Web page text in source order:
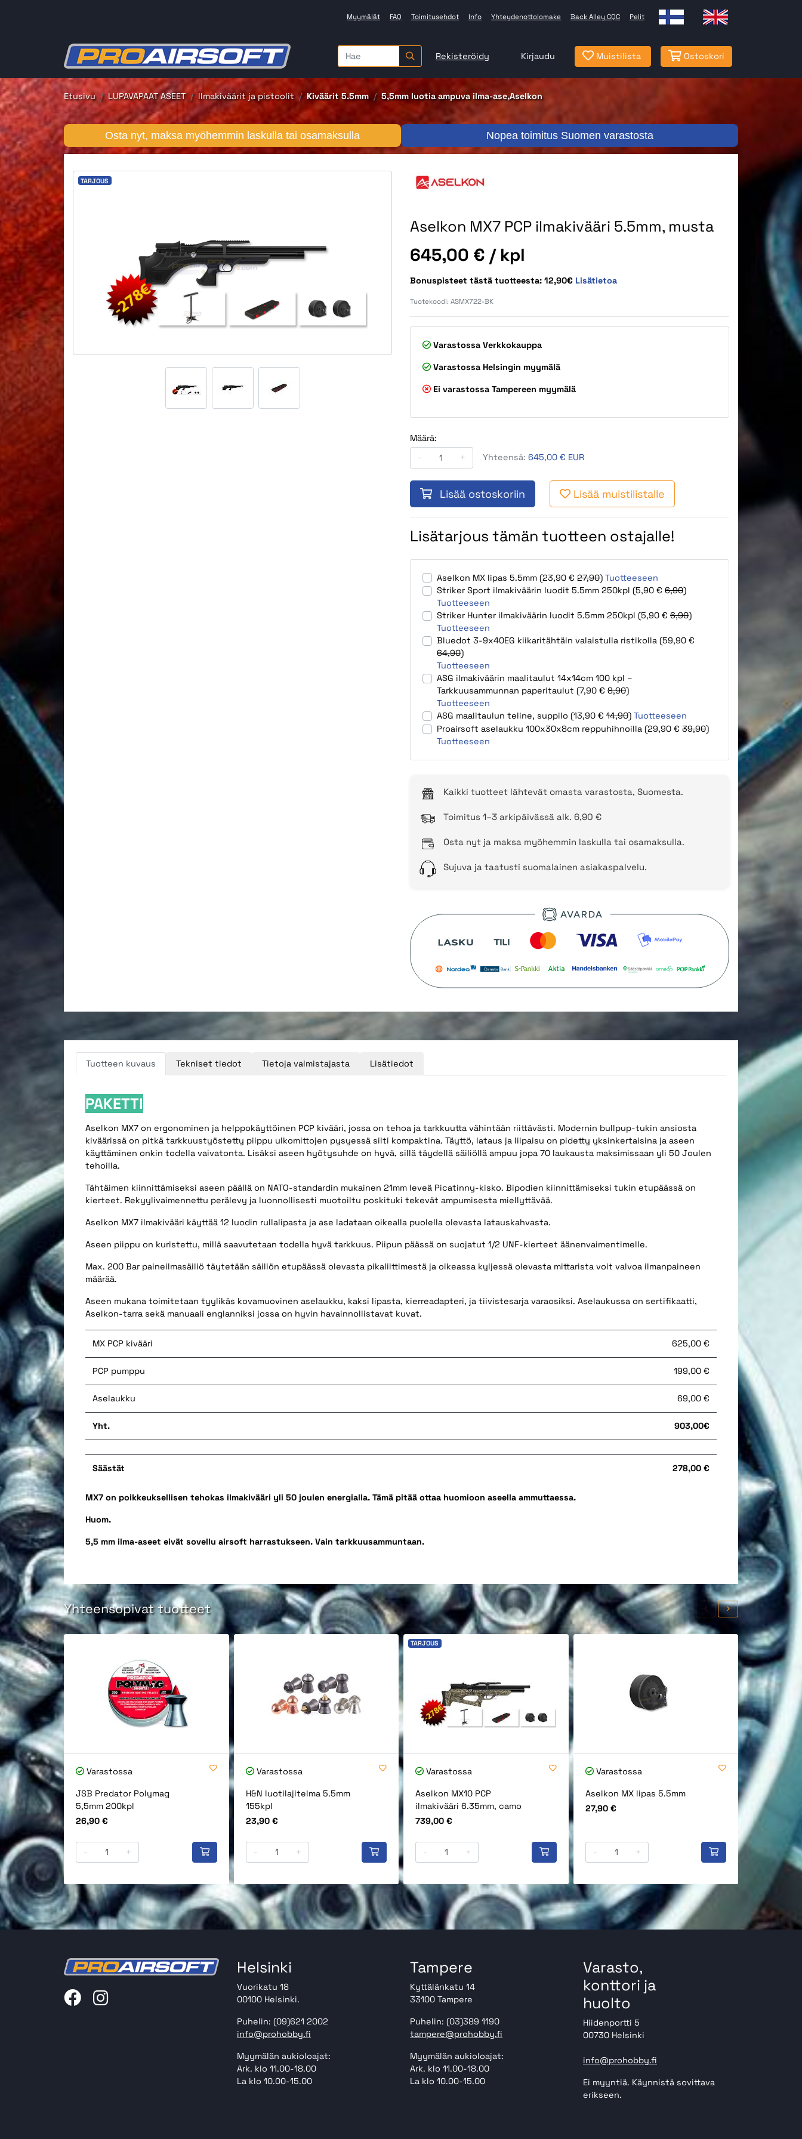
Myymälät FAQ Toimitusehdot Info Yhteydenottolomake Back Alley CQC Pelit
Rekisteröidy Kirjaudu Muistilista Ostoskori
Etusivu LUPAVAPAAT ASEET Ilmakiväärit ja pistoolit Kiväärit 5.5mm 5,5mm luotia ampuva ilma-ase,Aselkon
Osta nyt, maksa myöhemmin laskulla tai osamaksulla Nopea toimitus Suomen varastosta
TARJOUS
Aselkon MX7 PCP ilmakivääri 5.5mm, musta
Hinta
645,00 € / kpl
Bonuspisteet tästä tuotteesta: 12,90€ Lisätietoa
Tuotekoodi: ASMX722-BK
Varastossa Verkkokauppa
Varastossa Helsingin myymälä
Ei varastossa Tampereen myymälä
Määrä:
-
+ Yhteensä: 645,00 € EUR
Lisää ostoskoriin Lisää muistilistalle
Lisätarjous tämän tuotteen ostajalle!
Aselkon MX lipas 5.5mm (23,90 € 27,90) Tuotteeseen
Striker Sport ilmakiväärin luodit 5.5mm 250kpl (5,90 € 6,90)
Tuotteeseen
Striker Hunter ilmakiväärin luodit 5.5mm 250kpl (5,90 € 6,90)
Tuotteeseen
Bluedot 3-9x40EG kiikaritähtäin valaistulla ristikolla (59,90 €
64,90)
Tuotteeseen
ASG ilmakiväärin maalitaulut 14x14cm 100 kpl –
Tarkkuusammunnan paperitaulut (7,90 € 8,90)
Tuotteeseen
ASG maalitaulun teline, suppilo (13,90 € 14,90) Tuotteeseen
Proairsoft aselaukku 100x30x8cm reppuhihnoilla (29,90 € 39,90)
Tuotteeseen
Kaikki tuotteet lähtevät omasta varastosta, Suomesta.
Toimitus 1–3 arkipäivässä alk. 6,90 €
Osta nyt ja maksa myöhemmin laskulla tai osamaksulla.
Sujuva ja taatusti suomalainen asiakaspalvelu.
Tuotteen kuvaus Tekniset tiedot Tietoja valmistajasta Lisätiedot
PAKETTI
Aselkon MX7 on ergonominen ja helppokäyttöinen PCP kivääri, jossa on tehoa ja tarkkuutta vähintään riittävästi. Modernin bullpup-tukin ansiosta
kiväärissä on pitkä tarkkuustyöstetty piippu ulkomittojen pysyessä silti kompaktina. Täyttö, lataus ja liipaisu on pidetty yksinkertaisina ja aseen
käyttäminen onkin todella vaivatonta. Lisäksi aseen hyötysuhde on hyvä, sillä täydellä säiliöllä ampuu jopa 70 laukausta maksimissaan yli 50 Joulen
tehoilla.
Tähtäimen kiinnittämiseksi aseen päällä on NATO-standardin mukainen 21mm leveä Picatinny-kisko. Bipodien kiinnittämiseksi tukin etupäässä on
kierteet. Rekyylivaimennettu perälevy ja luonnollisesti muotoiltu poskituki tekevät ampumisesta miellyttävää.
Aselkon MX7 ilmakivääri käyttää 12 luodin rullalipasta ja ase ladataan oikealla puolella olevasta latauskahvasta.
Aseen piippu on kuristettu, millä saavutetaan todella hyvä tarkkuus. Piipun päässä on suojatut 1/2 UNF-kierteet äänenvaimentimelle.
Max. 200 Bar paineilmasäiliö täytetään säiliön etupäässä olevasta pikaliittimestä ja oikeassa kyljessä olevasta mittarista voit valvoa ilmanpaineen
määrää.
Aseen mukana toimitetaan tyylikäs kovamuovinen aselaukku, kaksi lipasta, kierreadapteri, ja tiivistesarja varaosiksi. Aselaukussa on sertifikaatti,
Aselkon-tarra sekä manuaali englanniksi jossa on hyvin havainnollistavat kuvat.
MX PCP kivääri 625,00 €
PCP pumppu 199,00 €
Aselaukku 69,00 €
Yht. 903,00€
Säästät 278,00 €
MX7 on poikkeuksellisen tehokas ilmakivääri yli 50 joulen energialla. Tämä pitää ottaa huomioon aseella ammuttaessa.
Huom.
5,5 mm ilma-aseet eivät sovellu airsoft harrastukseen. Vain tarkkuusammuntaan.
Yhteensopivat tuotteet
Varastossa
JSB Predator Polymag
5,5mm 200kpl
Hinta
26,90 €
- +
Varastossa
H&N luotilajitelma 5.5mm
155kpl
Hinta
23,90 €
- +
TARJOUS
Varastossa
Aselkon MX10 PCP
ilmakivääri 6.35mm, camo
Hinta
739,00 €
- +
Varastossa
Aselkon MX lipas 5.5mm
Hinta
27,90 €
- +
Aselkon
ilmasäiliö
Hinta
139,00 €
Helsinki
Vuorikatu 18
00100 Helsinki.
Puhelin: (09)621 2002
info@prohobby.fi
Myymälän aukioloajat:
Ark. klo 11.00-18.00
La klo 10.00-15.00
Tampere
Kyttälänkatu 14
33100 Tampere
Puhelin: (03)389 1190
tampere@prohobby.fi
Myymälän aukioloajat:
Ark. klo 11.00-18.00
La klo 10.00-15.00
Varasto,
konttori ja
huolto
Hiidenportti 5
00730 Helsinki
info@prohobby.fi
Ei myyntiä. Käynnistä sovittava
erikseen.